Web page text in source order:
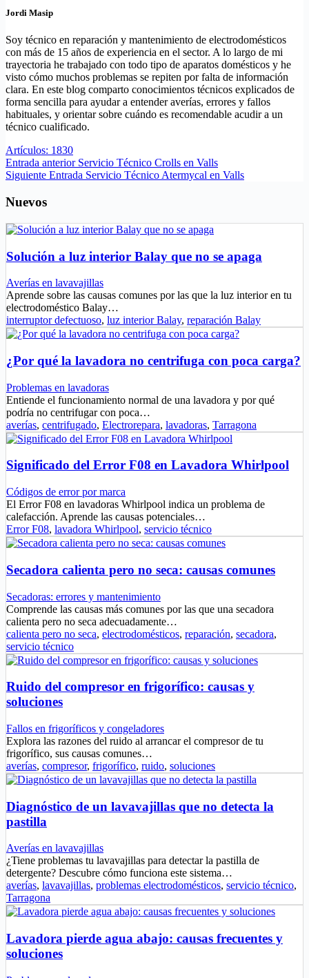
Jordi Masip
Soy técnico en reparación y mantenimiento de electrodomésticos
con más de 15 años de experiencia en el sector. A lo largo de mi
trayectoria he trabajado con todo tipo de aparatos domésticos y he
visto cómo muchos problemas se repiten por falta de información
clara. En este blog comparto conocimientos técnicos explicados de
forma sencilla para ayudar a entender averías, errores y fallos
habituales, y orientar sobre cuándo es recomendable acudir a un
técnico cualificado.
Artículos: 1830
Entrada anterior Servicio Técnico Crolls en Valls
Siguiente Entrada Servicio Técnico Atermycal en Valls
Nuevos
Solución a luz interior Balay que no se apaga
Averías en lavavajillas
Aprende sobre las causas comunes por las que la luz interior en tu
electrodoméstico Balay…
interruptor defectuoso, luz interior Balay, reparación Balay
¿Por qué la lavadora no centrifuga con poca carga?
Problemas en lavadoras
Entiende el funcionamiento normal de una lavadora y por qué
podría no centrifugar con poca…
averías, centrifugado, Electrorepara, lavadoras, Tarragona
Significado del Error F08 en Lavadora Whirlpool
Códigos de error por marca
El Error F08 en lavadoras Whirlpool indica un problema de
calefacción. Aprende las causas potenciales…
Error F08, lavadora Whirlpool, servicio técnico
Secadora calienta pero no seca: causas comunes
Secadoras: errores y mantenimiento
Comprende las causas más comunes por las que una secadora
calienta pero no seca adecuadamente…
calienta pero no seca, electrodomésticos, reparación, secadora,
servicio técnico
Ruido del compresor en frigorífico: causas y
soluciones
Fallos en frigoríficos y congeladores
Explora las razones del ruido al arrancar el compresor de tu
frigorífico, sus causas comunes…
averías, compresor, frigorífico, ruido, soluciones
Diagnóstico de un lavavajillas que no detecta la
pastilla
Averías en lavavajillas
¿Tiene problemas tu lavavajillas para detectar la pastilla de
detergente? Descubre cómo funciona este sistema…
averías, lavavajillas, problemas electrodomésticos, servicio técnico,
Tarragona
Lavadora pierde agua abajo: causas frecuentes y
soluciones